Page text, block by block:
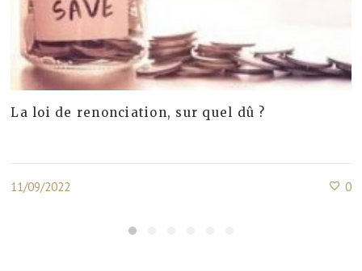
La loi de renonciation, sur quel dû ?
11/09/2022 0